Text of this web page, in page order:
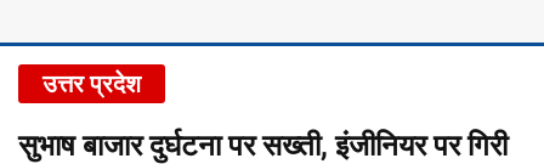
उत्तर प्रदेश
सुभाष बाजार दुर्घटना पर सख्ती, इंजीनियर पर गिरी